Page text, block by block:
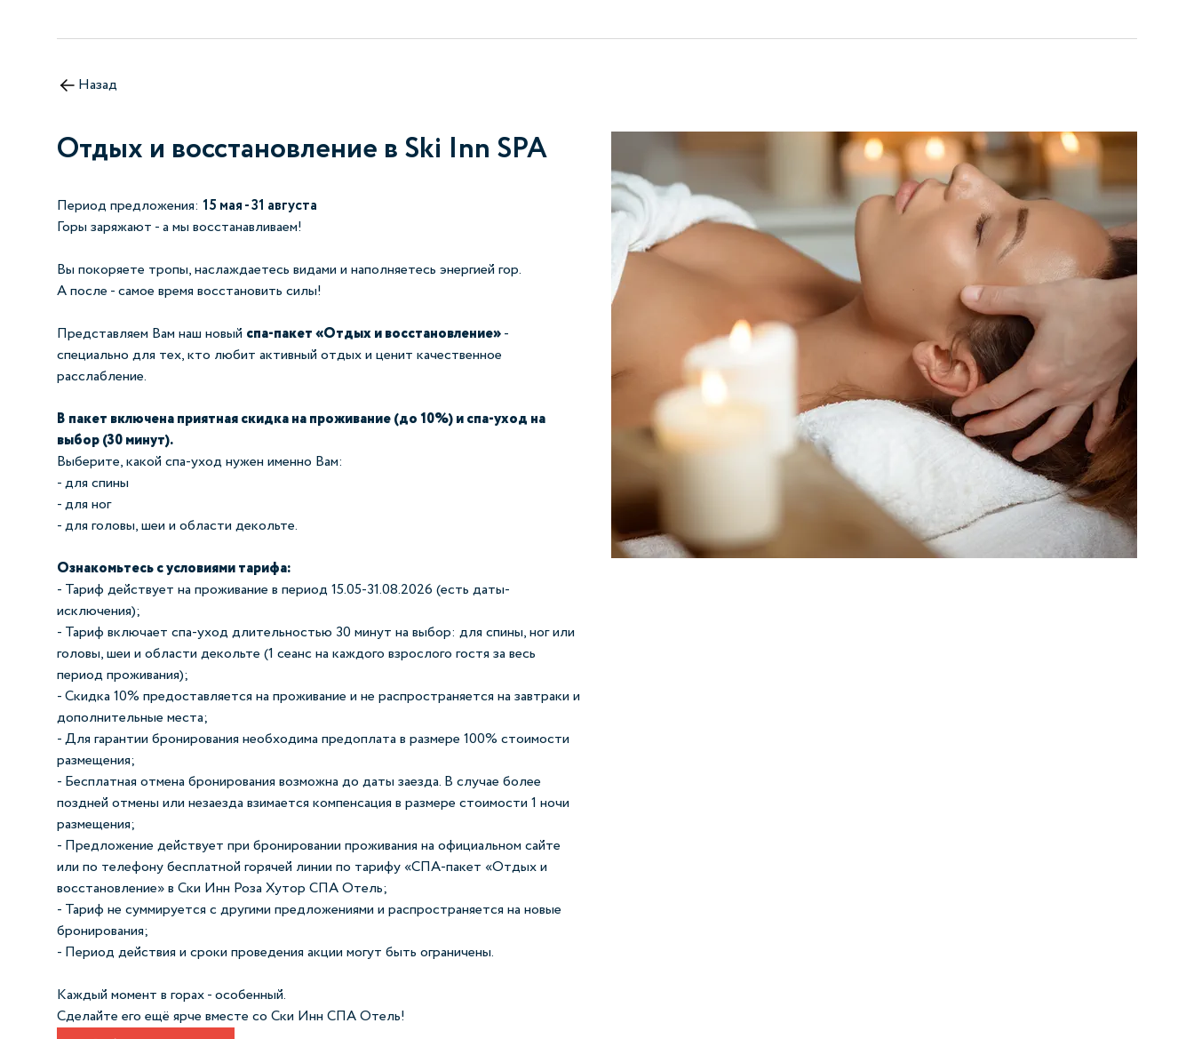
Назад
Отдых и восстановление в Ski Inn SPA
Период предложения: 15 мая - 31 августа
Горы заряжают - а мы восстанавливаем!
Вы покоряете тропы, наслаждаетесь видами и наполняетесь энергией гор.
А после - самое время восстановить силы!
Представляем Вам наш новый спа‑пакет «Отдых и восстановление»-
специально для тех, кто любит активный отдых и ценит качественное
расслабление.
В пакет включена приятная скидка на проживание (до 10%) и спа-уход на
выбор (30 минут).
Выберите, какой спа-уход нужен именно Вам:
- для спины
- для ног
- для головы, шеи и области декольте.
Ознакомьтесь с уcловиями тарифа:
- Тариф действует на проживание в период 15.05-31.08.2026 (есть даты-
исключения);
- Тариф включает спа-уход длительностью 30 минут на выбор: для спины, ног или
головы, шеи и области декольте (1 сеанс на каждого взрослого гостя за весь
период проживания);
- Скидка 10% предоставляется на проживание и не распространяется на завтраки и
дополнительные места;
- Для гарантии бронирования необходима предоплата в размере 100% стоимости
размещения;
- Бесплатная отмена бронирования возможна до даты заезда. В случае более
поздней отмены или незаезда взимается компенсация в размере стоимости 1 ночи
размещения;
- Предложение действует при бронировании проживания на официальном сайте
или по телефону бесплатной горячей линии по тарифу «СПА-пакет «Отдых и
восстановление» в Ски Инн Роза Хутор СПА Отель;
- Тариф не суммируется с другими предложениями и распространяется на новые
бронирования;
- Период действия и сроки проведения акции могут быть ограничены.
Каждый момент в горах - особенный.
Сделайте его ещё ярче вместе со Ски Инн СПА Отель!